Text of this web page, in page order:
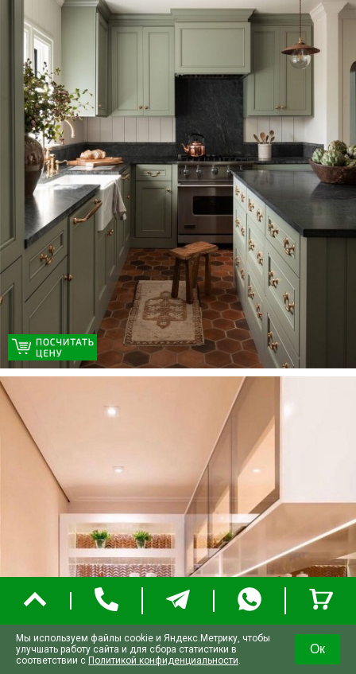
Мы используем файлы cookie и Яндекс.Метрику, чтобы
улучшать работу сайта и для сбора статистики в
соответствии с Политикой конфиденциальности.
Ок